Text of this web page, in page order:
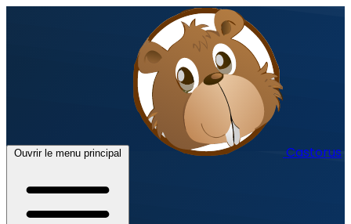
Ouvrir le menu principal Castorus